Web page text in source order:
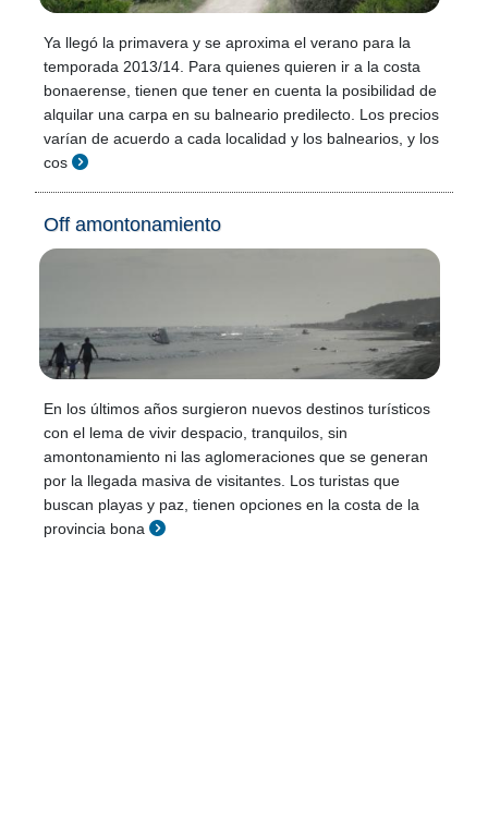
Ya llegó la primavera y se aproxima el verano para la
temporada 2013/14. Para quienes quieren ir a la costa
bonaerense, tienen que tener en cuenta la posibilidad de
alquilar una carpa en su balneario predilecto. Los precios
varían de acuerdo a cada localidad y los balnearios, y los
cos
Off amontonamiento
En los últimos años surgieron nuevos destinos turísticos
con el lema de vivir despacio, tranquilos, sin
amontonamiento ni las aglomeraciones que se generan
por la llegada masiva de visitantes. Los turistas que
buscan playas y paz, tienen opciones en la costa de la
provincia bona